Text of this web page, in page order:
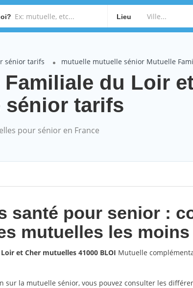
Lieu
sénior tarifs mutuelle mutuelle sénior Mutuelle
du Loir
sénior tarifs
pour sénior en France
santé pour senior :
mutuelles les
et Cher mutuelles 41000 BLOI Mutuelle
sur la mutuelle sénior, vous pouvez consulter les